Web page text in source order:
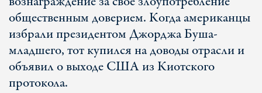
общественным доверием. Когда американцы
избрали президентом Джорджа Буша-
младшего, тот купился на доводы отрасли и
объявил о выходе США из Киотского
протокола.